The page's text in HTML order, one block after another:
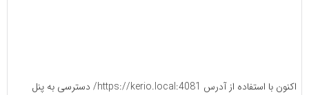
اکنون با استفاده از آدرس https://kerio.local:4081/ دسترسی به پنل